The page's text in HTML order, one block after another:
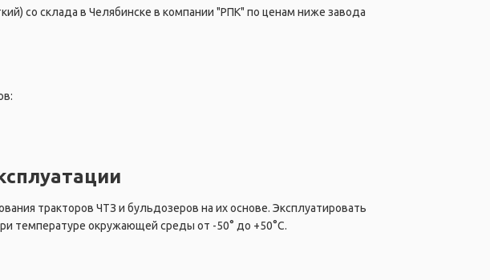
со склада в Челябинске в компании "РПК" по ценам ниже завода
тракторов ЧТЗ и бульдозеров на их основе. Эксплуатировать
температуре окружающей среды от -50° до +50°C.